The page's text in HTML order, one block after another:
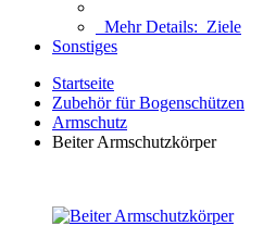
Mehr Details: Ziele
Sonstiges
Startseite
Zubehör für Bogenschützen
Armschutz
Beiter Armschutzkörper